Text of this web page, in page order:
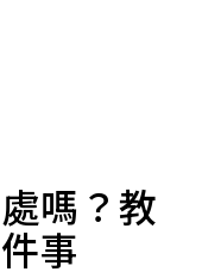
嗎？教
事